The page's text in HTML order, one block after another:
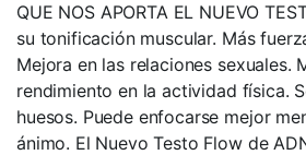
QUE NOS APORTA EL NUEVO
su tonificación muscular. Más
Mejora en las relaciones sexuales.
rendimiento en la actividad física.
huesos. Puede enfocarse mejor
ánimo. El Nuevo Testo Flow de